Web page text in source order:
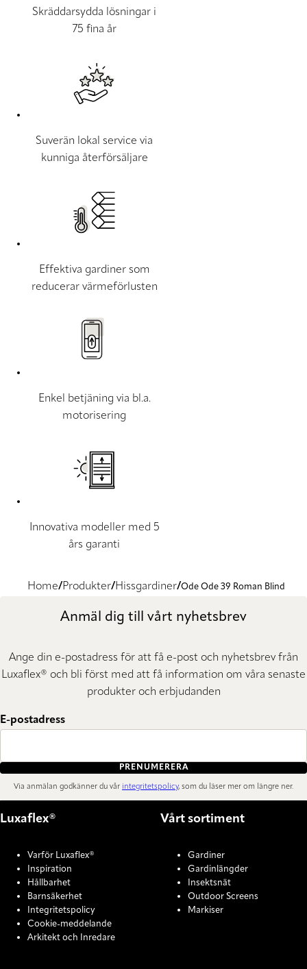
Skräddarsydda lösningar i
75 fina år
Suverän lokal service via
kunniga återförsäljare
Effektiva gardiner som
reducerar värmeförlusten
Enkel betjäning via bl.a.
motorisering
Innovativa modeller med 5
års garanti
Home Produkter Hissgardiner Ode Ode 39 Roman Blind
Anmäl dig till vårt nyhetsbrev
Ange din e-postadress för att få e-post och nyhetsbrev från
Luxaflex® och bli först med att få information om våra senaste
produkter och erbjudanden
E-postadress
PRENUMERERA
Via anmälan godkänner du vår integritetspolicy, som du läser mer om längre ner.
Luxaflex®
Varför Luxaflex®
Inspiration
Hållbarhet
Barnsäkerhet
Integritetspolicy
Cookie-meddelande
Arkitekt och Inredare
Vårt sortiment
Gardiner
Gardinlängder
Insektsnät
Outdoor Screens
Markiser